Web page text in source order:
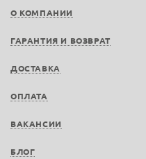
О КОМПАНИИ
ГАРАНТИЯ И ВОЗВРАТ
ДОСТАВКА
ОПЛАТА
ВАКАНСИИ
БЛОГ